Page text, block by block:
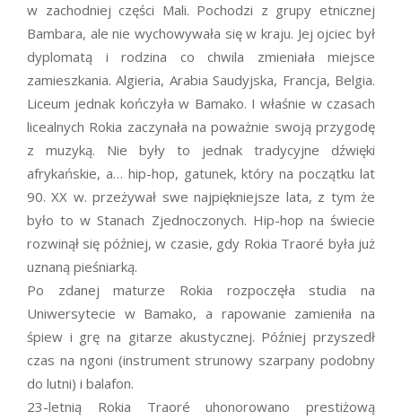
w zachodniej części Mali. Pochodzi z grupy etnicznej
Bambara, ale nie wychowywała się w kraju. Jej ojciec był
dyplomatą i rodzina co chwila zmieniała miejsce
zamieszkania. Algieria, Arabia Saudyjska, Francja, Belgia.
Liceum jednak kończyła w Bamako. I właśnie w czasach
licealnych Rokia zaczynała na poważnie swoją przygodę
z muzyką. Nie były to jednak tradycyjne dźwięki
afrykańskie, a… hip-hop, gatunek, który na początku lat
90. XX w. przeżywał swe najpiękniejsze lata, z tym że
było to w Stanach Zjednoczonych. Hip-hop na świecie
rozwinął się później, w czasie, gdy Rokia Traoré była już
uznaną pieśniarką.
Po zdanej maturze Rokia rozpoczęła studia na
Uniwersytecie w Bamako, a rapowanie zamieniła na
śpiew i grę na gitarze akustycznej. Później przyszedł
czas na ngoni (instrument strunowy szarpany podobny
do lutni) i balafon.
23-letnią Rokia Traoré uhonorowano prestiżową